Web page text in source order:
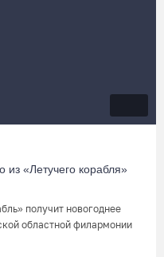
«Летучего корабля»
получит новогоднее
областной филармонии